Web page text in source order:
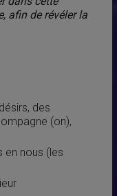
afin de révéler la
des
(on),
en nous (les